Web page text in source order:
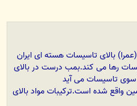
(عمرا) بالای تاسیسات هسته ای ایران
رها می کند.بمب درست در بالای
تاسیسات می آید
متری زیر زمین واقع شده است.ترکیبات مواد بالای